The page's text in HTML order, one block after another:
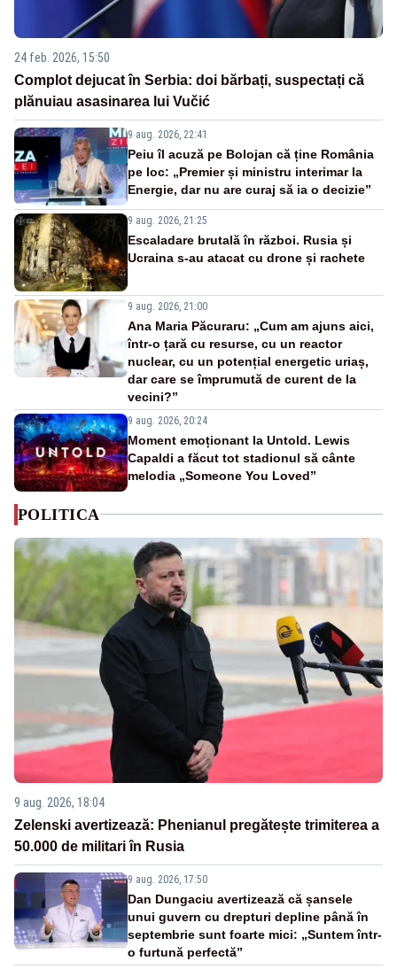
24 feb. 2026, 15:50
Complot dejucat în Serbia: doi bărbați, suspectați că
plănuiau asasinarea lui Vučić
9 aug. 2026, 22:41
Peiu îl acuză pe Bolojan că ține România
pe loc: „Premier și ministru interimar la
Energie, dar nu are curaj să ia o decizie”
9 aug. 2026, 21:25
Escaladare brutală în război. Rusia și
Ucraina s-au atacat cu drone și rachete
9 aug. 2026, 21:00
Ana Maria Păcuraru: „Cum am ajuns aici,
într-o țară cu resurse, cu un reactor
nuclear, cu un potențial energetic uriaș,
dar care se împrumută de curent de la
vecini?”
9 aug. 2026, 20:24
Moment emoționant la Untold. Lewis
Capaldi a făcut tot stadionul să cânte
melodia „Someone You Loved”
POLITICA
9 aug. 2026, 18:04
Zelenski avertizează: Phenianul pregătește trimiterea a
50.000 de militari în Rusia
9 aug. 2026, 17:50
Dan Dungaciu avertizează că șansele
unui guvern cu drepturi depline până în
septembrie sunt foarte mici: „Suntem într-
o furtună perfectă”